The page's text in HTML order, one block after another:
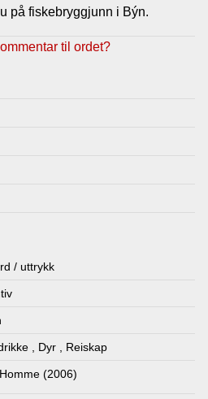
på fiskebryggjunn i Býn.
til ordet?
/ uttrykk
, Dyr, Reiskap
(2006)